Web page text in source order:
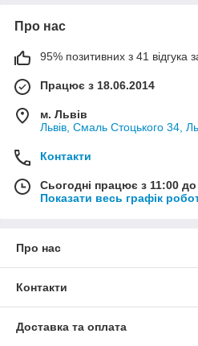
Про нас
95% позитивних з 41 відгука
Працює з 18.06.2014
м. Львів
Львів, Смаль Стоцького 34,
Контакти
Сьогодні працює з 11:00
Показати весь графік
Про нас
Контакти
Доставка та оплата